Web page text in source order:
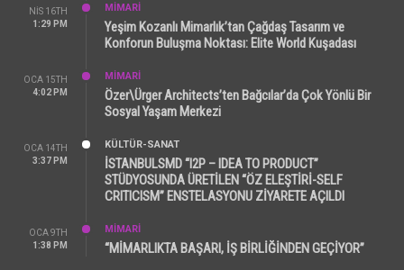
NIS 16TH
1:29 PM
MİMARİ
Yeşim Kozanlı Mimarlık’tan Çağdaş Tasarım ve
Konforun Buluşma Noktası: Elite World Kuşadası
OCA 15TH
4:02 PM
MİMARİ
Özer\Ürger Architects’ten Bağcılar’da Çok Yönlü Bir
Sosyal Yaşam Merkezi
OCA 14TH
3:37 PM
KÜLTÜR-SANAT
İSTANBULSMD “I2P – IDEA TO PRODUCT”
STÜDYOSUNDA ÜRETİLEN “ÖZ ELEŞTİRİ-SELF
CRITICISM” ENSTELASYONU ZİYARETE AÇILDI
OCA 9TH
1:38 PM
MİMARİ
“MİMARLIKTA BAŞARI, İŞ BİRLİĞİNDEN GEÇİYOR”